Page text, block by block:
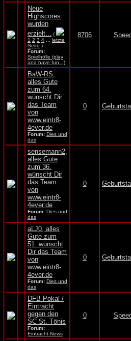
Neue
Highscores
wurden
erzielt... (
1 2 3 4
letzte
Seite )
Forum:
Spielhölle (play
and have fun...)
8706
BaW-RS,
alles Gute
zum 64.
wünscht Dir
das Team
von
www.eintr8-
4ever.de
Forum: Dies und
das
0
sensemann2,
alles Gute
zum 36.
wünscht Dir
das Team
von
www.eintr8-
4ever.de
Forum: Dies und
das
0
aLJ0, alles
Gute zum
51. wünscht
Dir das Team
von
www.eintr8-
4ever.de
Forum: Dies und
das
0
DFB-Pokal /
Eintracht
gegen den
SC St. Tönis
Forum:
Eintracht-News
0